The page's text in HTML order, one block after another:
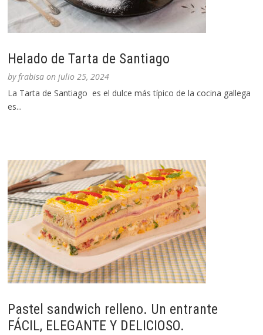
Helado de Tarta de Santiago
byfrabisa onjulio 25, 2024
La Tarta de Santiago es el dulce más típico de la cocina gallega
es...
Pastel sandwich relleno. Un entrante
FÁCIL, ELEGANTE Y DELICIOSO.